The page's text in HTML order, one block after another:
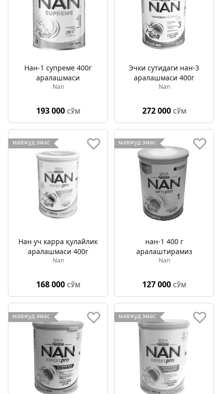
Нан-1 супреме 400г
аралашмаси
Nan
193 000 СЎМ
Эчки сутидаги нан-3
аралашмаси 400г
Nan
272 000 СЎМ
мавжуд эмас
Нан уч карра қулайлик
аралашмаси 400г
Nan
168 000 СЎМ
мавжуд эмас
нан-1 400 г
аралаштирамиз
Nan
127 000 СЎМ
мавжуд эмас мавжуд эмас